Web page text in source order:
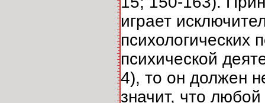
играет
психологических
психической
4), то он должен
значит, что